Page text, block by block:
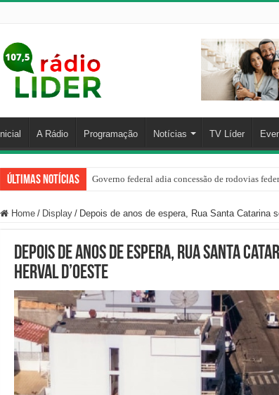
Inicial A Rádio Programação Notícias TV Líder
Últimas Notícias Governo federal adia concessão de rodovias
Home / Display / Depois de anos de espera, Rua Santa Catarina
Depois de anos de espera, Rua Santa
Herval d’Oeste